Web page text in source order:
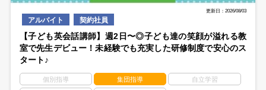
更新日：2026/08/03
アルバイト 契約社員
【子ども英会話講師】週2日〜◎子ども達の笑顔が溢れる教
室で先生デビュー！未経験でも充実した研修制度で安心のス
タート♪
個別指導 集団指導 自立学習